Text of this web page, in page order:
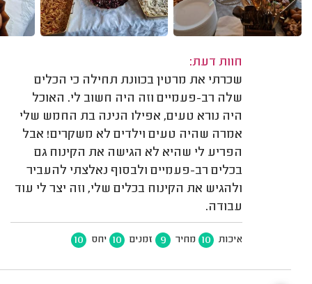
חוות דעת:
שכרתי את מרטין בכוונת תחילה כי הכלים
שלה רב-פעמיים וזה היה חשוב לי. האוכל
היה נורא טעים, אפילו הנינה בת החמש שלי
אמרה שהיה טעים וילדים לא משקרים! אבל
הפריע לי שהיא לא הגישה את הקינוח גם
בכלים רב-פעמיים ולבסוף נאלצתי להעביר
ולהגיש את הקינוח בכלים שלי, וזה יצר לי עוד
עבודה.
איכות 10 מחיר 9 זמנים 10 יחס 10